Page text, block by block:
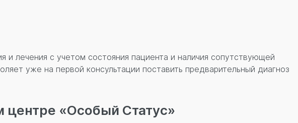
и лечения с учетом состояния пациента и наличия сопутствующей
уже на первой консультации поставить предварительный диагноз
центре «Особый Статус»